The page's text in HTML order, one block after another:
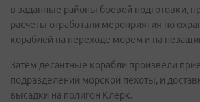
в заданные районы боевой подготовки,
расчеты отработали мероприятия по
кораблей на переходе морем и на
Затем десантные корабли произвели
подразделений морской пехоты, и
высадки на полигон Клерк.